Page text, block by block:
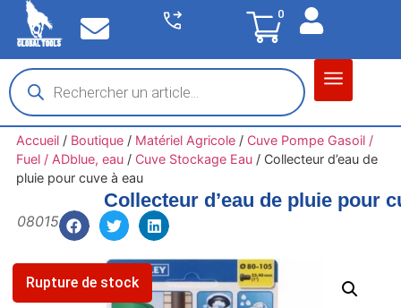
0
Accueil/ Boutique/ Matériel Agricole/ Cuve Pompe Gasoil /
Fuel / ADblue, eau/ Cuve Stockage Eau/ Collecteur d’eau de
pluie pour cuve à eau
Rupture de stock
Collecteur d’eau de pluie pour
08015